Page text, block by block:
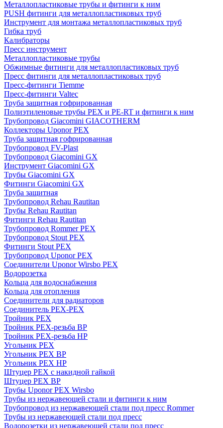
Металлопластиковые трубы и фитинги к ним
PUSH фитинги для металлопластиковых труб
Инструмент для монтажа металлопластиковых труб
Гибка труб
Калибраторы
Пресс инструмент
Металлопластиковые трубы
Обжимные фитинги для металлопластиковых труб
Пресс фитинги для металлопластиковых труб
Пресс-фитинги Tiemme
Пресс-фитинги Valtec
Труба защитная гофрированная
Полиэтиленовые трубы PEX и PE-RT и фитинги к ним
Трубопровод Giacomini GIACOTHERM
Коллекторы Uponor PEX
Труба защитная гофрированная
Трубопровод FV-Plast
Трубопровод Giacomini GX
Инструмент Giacomini GX
Трубы Giacomini GX
Фитинги Giacomini GX
Труба защитная
Трубопровод Rehau Rautitan
Трубы Rehau Rautitan
Фитинги Rehau Rautitan
Трубопровод Rommer PEX
Трубопровод Stout PEX
Фитинги Stout PEX
Трубопровод Uponor PEX
Соединители Uponor Wirsbo PEX
Водорозетка
Кольца для водоснабжения
Кольца для отопления
Соединители для радиаторов
Соединитель PEX-PEX
Тройник PEX
Тройник PEX-резьба ВР
Тройник PEX-резьба НР
Угольник PEX
Угольник PEX ВР
Угольник PEX НР
Штуцер PEX c накидной гайкой
Штуцер PEX ВР
Трубы Uponor PEX Wirsbo
Трубы из нержавеющей стали и фитинги к ним
Трубопровод из нержавеющей стали под пресс Rommer
Трубы из нержавеющей стали под пресс
Водорозетки из нержавеющей стали под пресс